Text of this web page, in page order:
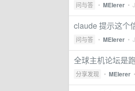
问与答 • MEIerer •
claude 提示这个
问与答 • MEIerer •
全球主机论坛是
分享发现 • MEIerer •